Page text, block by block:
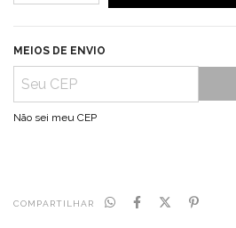
MEIOS DE ENVIO
Não sei meu CEP
COMPARTILHAR